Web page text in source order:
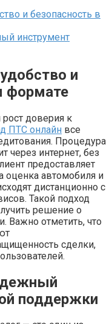
и безопасность в
инструмент
и
формате
доверия к
ПТС онлайн все
Процедура
через интернет, без
предоставляет
оценка автомобиля и
дистанционно с
Такой подход
решение о
Важно отметить, что
сделки,
поддержки